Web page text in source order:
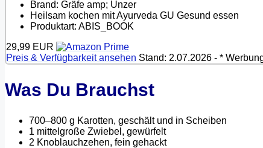
Brand: Gräfe amp; Unzer
Heilsam kochen mit Ayurveda GU Gesund essen
Produktart: ABIS_BOOK
29,99 EUR
Preis & Verfügbarkeit ansehen Stand: 2.07.2026 - *
Was Du Brauchst
700–800 g Karotten, geschält und in Scheiben
1 mittelgroße Zwiebel, gewürfelt
2 Knoblauchzehen, fein gehackt